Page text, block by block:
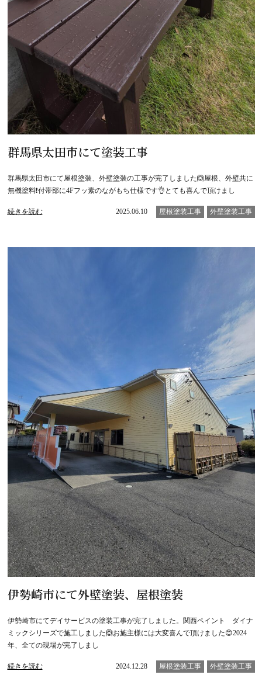
群馬県太田市にて塗装工事
群馬県太田市にて屋根塗装、外壁塗装の工事が完了しました🙆屋根、外壁共に
無機塗料❗️付帯部に4Fフッ素のながもち仕様です👌とても喜んで頂けまし
続きを読む 2025.06.10 屋根塗装工事 外壁塗装工事
伊勢崎市にて外壁塗装、屋根塗装
伊勢崎市にてデイサービスの塗装工事が完了しました。関西ペイント ダイナ
ミックシリーズで施工しました🙆お施主様には大変喜んで頂けました😊2024
年、全ての現場が完了しまし
続きを読む 2024.12.28 屋根塗装工事 外壁塗装工事